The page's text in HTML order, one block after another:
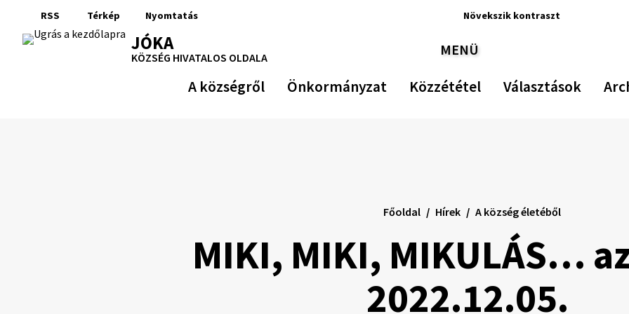
tartalomra
RSS
RSS
Térkép
Oldaltérkép
Nyomtatás
Nyomtatás
Növekszik kontraszt
JÓKA
KÖZSÉG HIVATALOS OLDALA VÁLTÁS
MENÜ
A községről Önkormányzat Közzététel Választások
MIKI, MIKI, MIKULÁS…
2022.12.05.
Főoldal Hírek A község életéből